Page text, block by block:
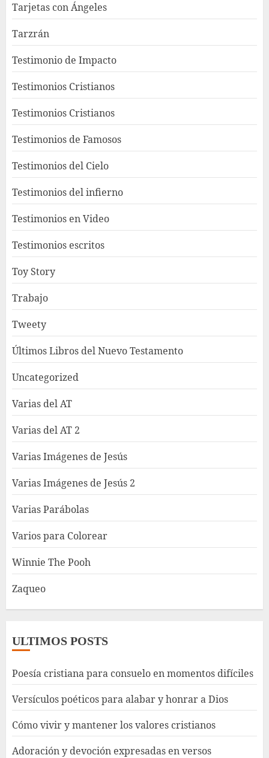
Tarjetas con Ángeles
Tarzrán
Testimonio de Impacto
Testimonios Cristianos
Testimonios Cristianos
Testimonios de Famosos
Testimonios del Cielo
Testimonios del infierno
Testimonios en Video
Testimonios escritos
Toy Story
Trabajo
Tweety
Últimos Libros del Nuevo Testamento
Uncategorized
Varias del AT
Varias del AT 2
Varias Imágenes de Jesús
Varias Imágenes de Jesús 2
Varias Parábolas
Varios para Colorear
Winnie The Pooh
Zaqueo
ULTIMOS POSTS
Poesía cristiana para consuelo en momentos difíciles
Versículos poéticos para alabar y honrar a Dios
Cómo vivir y mantener los valores cristianos
Adoración y devoción expresadas en versos